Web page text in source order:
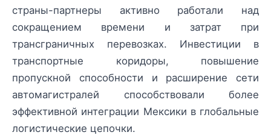
страны-партнеры активно работали над
сокращением времени и затрат при
трансграничных перевозках. Инвестиции в
транспортные коридоры, повышение
пропускной способности и расширение сети
автомагистралей способствовали более
эффективной интеграции Мексики в глобальные
логистические цепочки.